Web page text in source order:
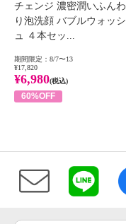
チェンジ 濃密潤いふんわ
り泡洗顔 バブルウォッシ
ュ ４本セッ...
期間限定：8/7〜13
¥17,820
¥6,980(税込)
60%OFF